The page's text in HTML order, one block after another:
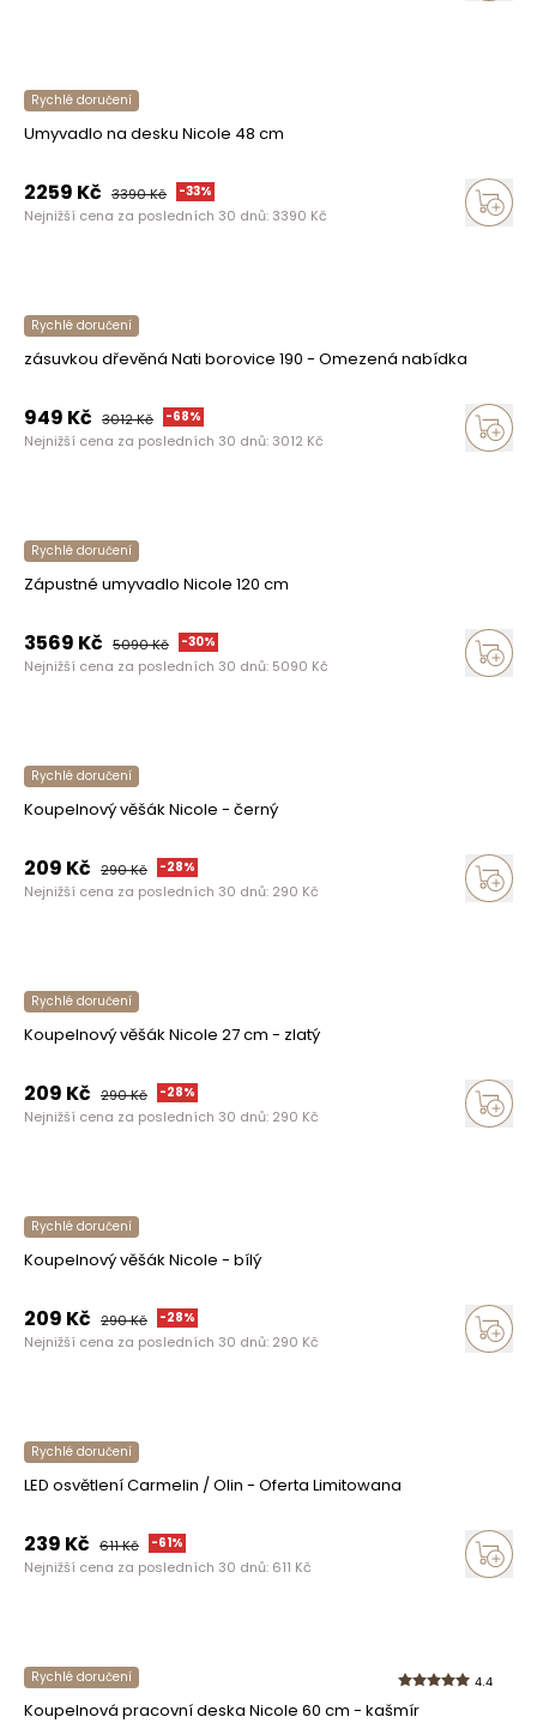
Rychlé doručení
Umyvadlo na desku Nicole 48 cm
2259 Kč 3390Kč -33%
Nejnižší cena za posledních 30 dnů: 3390 Kč
Rychlé doručení
zásuvkou dřevěná Nati borovice 190 - Omezená nabídka
949 Kč 3012Kč -68%
Nejnižší cena za posledních 30 dnů: 3012 Kč
Rychlé doručení
Zápustné umyvadlo Nicole 120 cm
3569 Kč 5090Kč -30%
Nejnižší cena za posledních 30 dnů: 5090 Kč
Rychlé doručení
Koupelnový věšák Nicole - černý
209 Kč 290Kč -28%
Nejnižší cena za posledních 30 dnů: 290 Kč
Rychlé doručení
Koupelnový věšák Nicole 27 cm - zlatý
209 Kč 290Kč -28%
Nejnižší cena za posledních 30 dnů: 290 Kč
Rychlé doručení
Koupelnový věšák Nicole - bílý
209 Kč 290Kč -28%
Nejnižší cena za posledních 30 dnů: 290 Kč
Rychlé doručení
LED osvětlení Carmelin / Olin - Oferta Limitowana
239 Kč 611Kč -61%
Nejnižší cena za posledních 30 dnů: 611 Kč
Rychlé doručení 4.4
Koupelnová pracovní deska Nicole 60 cm - kašmír